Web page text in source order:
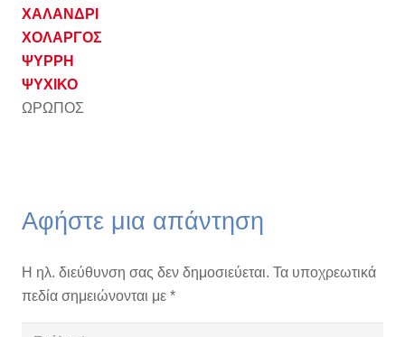
ΧΑΛΑΝΔΡΙ
ΧΟΛΑΡΓΟΣ
ΨΥΡΡΗ
ΨΥΧΙΚΟ
ΩΡΩΠΟΣ
Αφήστε μια απάντηση
Η ηλ. διεύθυνση σας δεν δημοσιεύεται. Τα υποχρεωτικά
πεδία σημειώνονται με *